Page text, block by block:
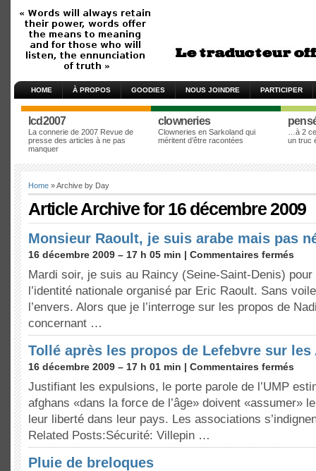
HOME À PROPOS GOODIES NOUS JOINDRE PARTICIPER
lcd2007
La connerie de 2007 Revue de
presse des articles à ne pas
manquer
clowneries
Clowneries en Sarkoland qui
méritent d’être racontées
…à 2
un truc
Home » Archive by Day
Article Archive for 16 décembre 2009
Monsieur Raoult, je suis arabe mais pas
16 décembre 2009 – 17 h 05 min | Commentaires fermés
Mardi soir, je suis au Raincy (Seine-Saint-Denis)
l’identité nationale organisé par Eric Raoult. Sans
l’envers. Alors que je l’interroge sur les propos de
concernant …
Tollé après les propos de Lefebvre sur les
16 décembre 2009 – 17 h 01 min | Commentaires fermés
Justifiant les expulsions, le porte parole de l’UMP
afghans «dans la force de l’âge» doivent «assumer»
leur liberté dans leur pays. Les associations
Related Posts:Sécurité: Villepin …
Pluie de breloques